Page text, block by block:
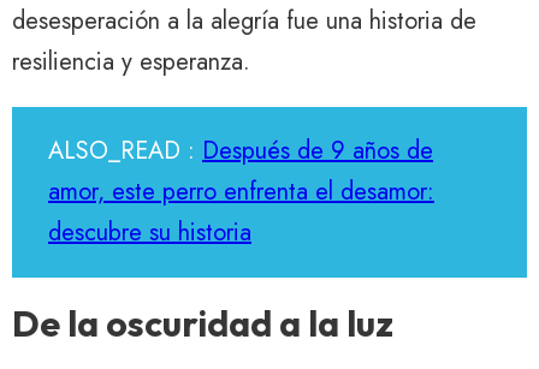
desesperación a la alegría fue una historia de
resiliencia y esperanza.
ALSO_READ : Después de 9 años de
amor, este perro enfrenta el desamor:
descubre su historia
De la oscuridad a la luz